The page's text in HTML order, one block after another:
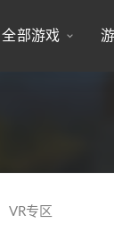
全部游戏
VR专区